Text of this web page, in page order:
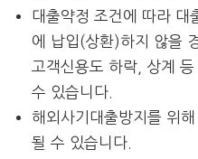
대출약정 조건에 따라 대
에 납입(상환)하지 않을
고객신용도 하락, 상계
수 있습니다.
해외사기대출방지를 위
될 수 있습니다.